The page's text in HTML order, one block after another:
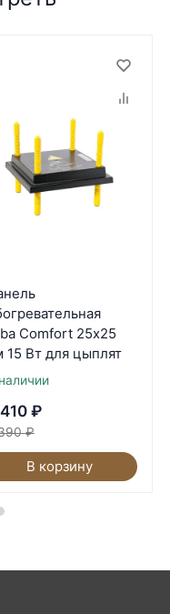
Comfort 25х25
15 Вт для цыплят
₽
₽
В корзину